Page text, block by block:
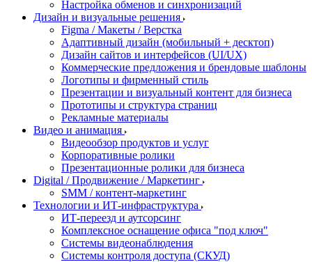
Настройка обменов и синхронизаций
Дизайн и визуальные решения
Figma / Макеты / Верстка
Адаптивный дизайн (мобильный + десктоп)
Дизайн сайтов и интерфейсов (UI/UX)
Коммерческие предложения и брендовые шаблоны
Логотипы и фирменный стиль
Презентации и визуальный контент для бизнеса
Прототипы и структура страниц
Рекламные материалы
Видео и анимация
Видеообзор продуктов и услуг
Корпоративные ролики
Презентационные ролики для бизнеса
Digital / Продвижение / Маркетинг
SMM / контент-маркетинг
Технологии и ИТ-инфраструктура
ИТ-переезд и аутсорсинг
Комплексное оснащение офиса "под ключ"
Системы видеонаблюдения
Системы контроля доступа (СКУД)